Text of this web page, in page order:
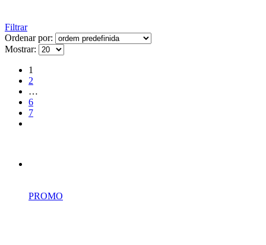
Filtrar
Ordenar por:
Mostrar:
1
2
…
6
7
PROMO